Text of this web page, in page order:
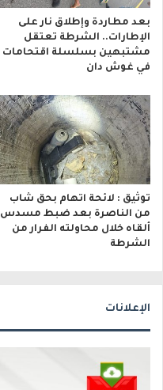
بعد مطاردة وإطلاق نار على
الإطارات.. الشرطة تعتقل
مشتبهين بسلسلة اقتحامات
في غوش دان
توثيق : لائحة اتهام بحق شاب
من الناصرة بعد ضبط مسدس
ألقاه خلال محاولته الفرار من
الشرطة
الإعلانات